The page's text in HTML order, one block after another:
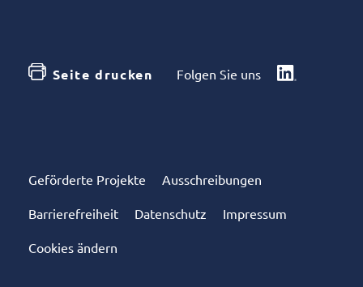
Seite drucken Folgen Sie uns
Geförderte Projekte Ausschreibungen
Barrierefreiheit Datenschutz Impressum
Cookies ändern